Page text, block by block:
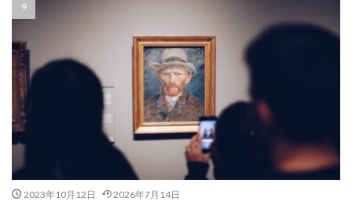
2023年10月12日 2026年7月14日